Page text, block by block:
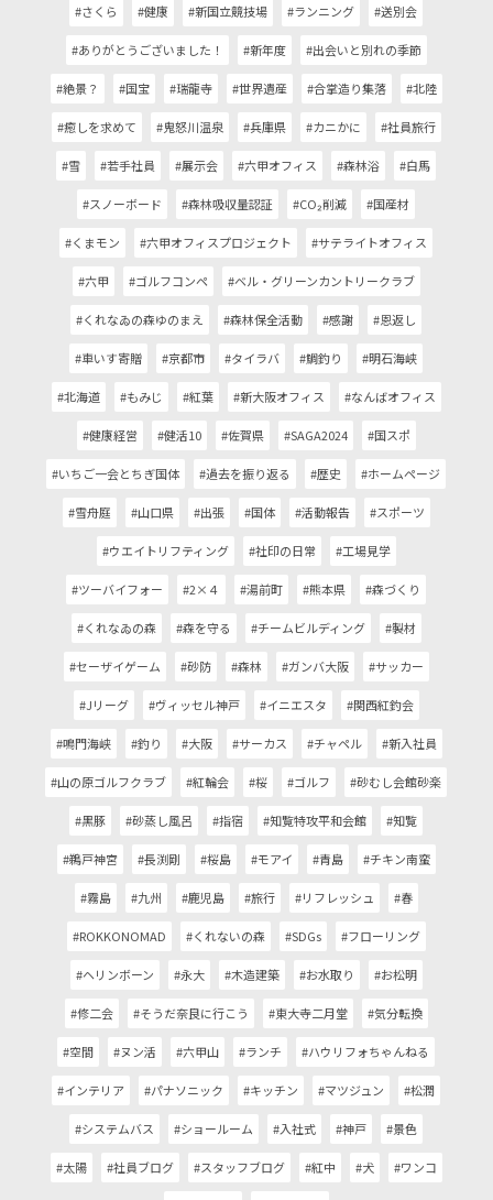
#さくら #健康 #新国立競技場 #ランニング #送別会
#ありがとうございました！ #新年度 #出会いと別れの季節
#絶景？ #国宝 #瑞龍寺 #世界遺産 #合掌造り集落 #北陸
#癒しを求めて #鬼怒川温泉 #兵庫県 #カニかに #社員旅行
#雪 #若手社員 #展示会 #六甲オフィス #森林浴 #白馬
#スノーボード #森林吸収量認証 #CO₂削減 #国産材
#くまモン #六甲オフィスプロジェクト #サテライトオフィス
#六甲 #ゴルフコンペ #ベル・グリーンカントリークラブ
#くれなゐの森ゆのまえ #森林保全活動 #感謝 #恩返し
#車いす寄贈 #京都市 #タイラバ #鯛釣り #明石海峡
#北海道 #もみじ #紅葉 #新大阪オフィス #なんばオフィス
#健康経営 #健活10 #佐賀県 #SAGA2024 #国スポ
#いちご一会とちぎ国体 #過去を振り返る #歴史 #ホームページ
#雪舟庭 #山口県 #出張 #国体 #活動報告 #スポーツ
#ウエイトリフティング #社印の日常 #工場見学
#ツーバイフォー #2×４ #湯前町 #熊本県 #森づくり
#くれなゐの森 #森を守る #チームビルディング #製材
#セーザイゲーム #砂防 #森林 #ガンバ大阪 #サッカー
#Jリーグ #ヴィッセル神戸 #イニエスタ #関西紅釣会
#鳴門海峡 #釣り #大阪 #サーカス #チャペル #新入社員
#山の原ゴルフクラブ #紅輪会 #桜 #ゴルフ #砂むし会館砂楽
#黒豚 #砂蒸し風呂 #指宿 #知覧特攻平和会館 #知覧
#鵜戸神宮 #長渕剛 #桜島 #モアイ #青島 #チキン南蛮
#霧島 #九州 #鹿児島 #旅行 #リフレッシュ #春
#ROKKONOMAD #くれないの森 #SDGs #フローリング
#ヘリンボーン #永大 #木造建築 #お水取り #お松明
#修二会 #そうだ奈良に行こう #東大寺二月堂 #気分転換
#空間 #ヌン活 #六甲山 #ランチ #ハウリフォちゃんねる
#インテリア #パナソニック #キッチン #マツジュン #松潤
#システムバス #ショールーム #入社式 #神戸 #景色
#太陽 #社員ブログ #スタッフブログ #紅中 #犬 #ワンコ